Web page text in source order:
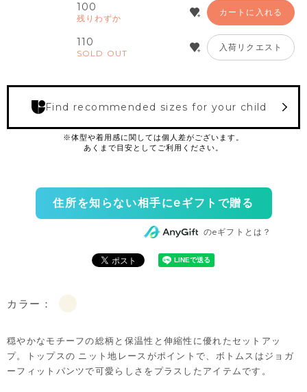
100
残りわずか
カートに入れる
110
SOLD OUT
入荷リクエスト
Find recommended sizes for your child
住所を知らない相手にeギフトで贈る
のeギフトとは？
カラー：
穏やかなモチーフの総柄と保温性と伸縮性に優れたセットアッ
プ。トップスの ニット地レースがポイントで、ボトムスはジョガ
ーフィットパンツで可愛らしさをプラスしたアイテムです。